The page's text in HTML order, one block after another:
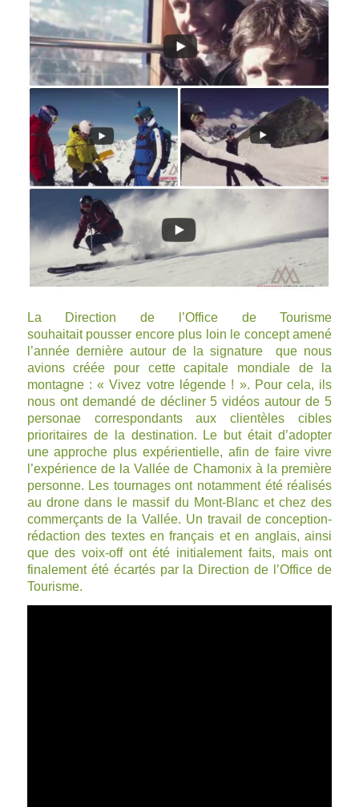
La Direction de l’Office de Tourisme
souhaitait pousser encore plus loin le concept amené
l’année dernière autour de la signature que nous
avions créée pour cette capitale mondiale de la
montagne : « Vivez votre légende ! ». Pour cela, ils
nous ont demandé de décliner 5 vidéos autour de 5
personae correspondants aux clientèles cibles
prioritaires de la destination. Le but était d’adopter
une approche plus expérientielle, afin de faire vivre
l’expérience de la Vallée de Chamonix à la première
personne. Les tournages ont notamment été réalisés
au drone dans le massif du Mont-Blanc et chez des
commerçants de la Vallée. Un travail de conception-
rédaction des textes en français et en anglais, ainsi
que des voix-off ont été initialement faits, mais ont
finalement été écartés par la Direction de l’Office de
Tourisme.